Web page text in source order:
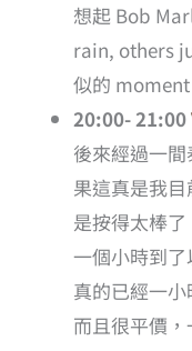
想起 Bob
rain, others
似的 moment
20:00- 21:00
後來經過一
果這真是我
是按得太棒
一個小時到了
真的已經一小
而且很平價